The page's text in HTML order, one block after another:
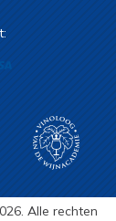
Alle rechten